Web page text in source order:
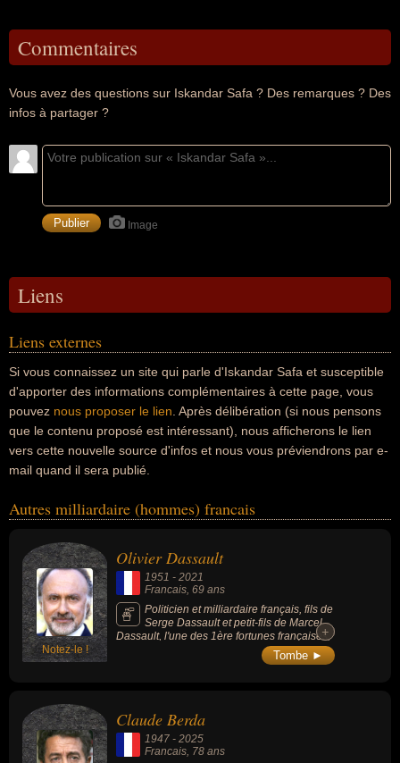
Commentaires
Vous avez des questions sur Iskandar Safa ? Des remarques ? Des
infos à partager ?
Image
Liens
Liens externes
Si vous connaissez un site qui parle d'Iskandar Safa et susceptible
d'apporter des informations complémentaires à cette page, vous
pouvez nous proposer le lien . Après délibération (si nous pensons
que le contenu proposé est intéressant), nous afficherons le lien
vers cette nouvelle source d'infos et nous vous préviendrons par e-
mail quand il sera publié.
Autres milliardaire (hommes) francais
Notez-le !
Olivier Dassault
1951 - 2021
Francais, 69 ans
Politicien et milliardaire français, fils de
Serge Dassault et petit-fils de Marcel
Dassault, l'une des 1ère fortunes françaises,
le magazine Forbes le classe 361e fortune
mondiale en 2020, à égalité avec ses deux
+
+
Tombe ►
Claude Berda
1947 - 2025
Francais , 78 ans